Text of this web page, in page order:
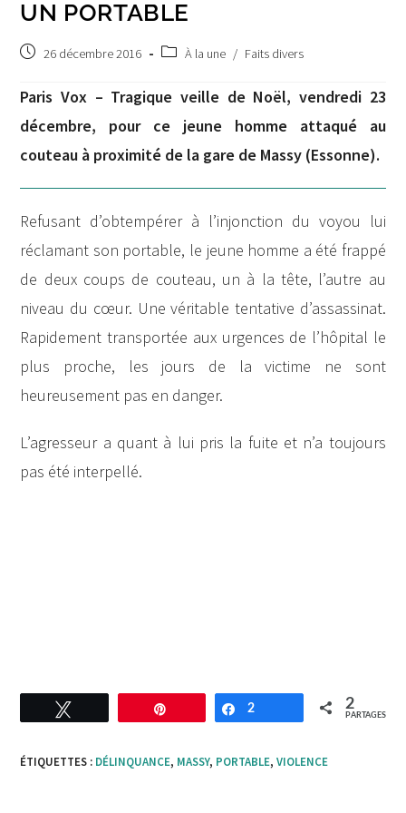
UN PORTABLE
Publication
26 décembre 2016
PostÀ la une / Faits divers
Paris Vox – Tragique veille de Noël, vendredi 23
décembre, pour ce jeune homme attaqué au
couteau à proximité de la gare de Massy (Essonne).
Refusant d’obtempérer à l’injonction du voyou lui
réclamant son portable, le jeune homme a été frappé
de deux coups de couteau, un à la tête, l’autre au
niveau du cœur. Une véritable tentative d’assassinat.
Rapidement transportée aux urgences de l’hôpital le
plus proche, les jours de la victime ne sont
heureusement pas en danger.
L’agresseur a quant à lui pris la fuite et n’a toujours
pas été interpellé.
Enregistrer Partagez
2 2
PARTAGES
ÉTIQUETTES : DÉLINQUANCE, MASSY, PORTABLE, VIOLENCE